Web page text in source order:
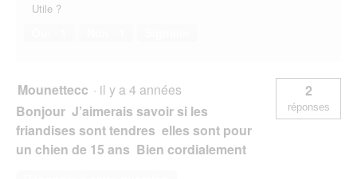
Utile ?
Mounettecc · il y a 4 années
Bonjour J’aimerais savoir si les
friandises sont tendres elles sont pour
un chien de 15 ans Bien cordialement
2
réponses